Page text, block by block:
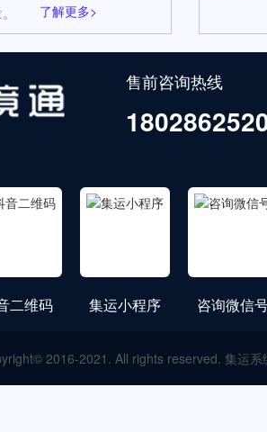
了解更多>
售前咨询热线
二维码 集运小程序 咨询微信
2016-2021. All rights reserved. 集运